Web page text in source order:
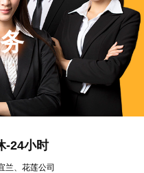
-24小时
兰、花莲公司